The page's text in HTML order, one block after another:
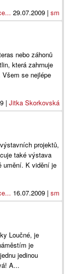
29.07.2009 | sm
nebo záhonů
která zahrnuje
se nejlépe
| Jitka Skorkovská
projektů,
také výstava
umění. K vidění je
16.07.2009 | sm
Loučné, je
je
jedinou
A...